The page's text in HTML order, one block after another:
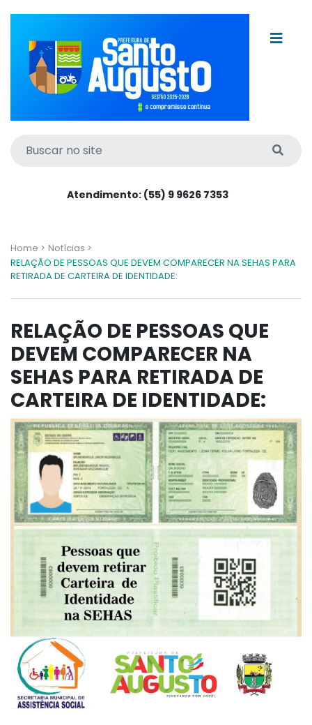
Atendimento: (55) 9 9626 7353
Home > Notícias >
RELAÇÃO DE PESSOAS QUE DEVEM COMPARECER NA SEHAS PARA
RETIRADA DE CARTEIRA DE IDENTIDADE:
RELAÇÃO DE PESSOAS QUE
DEVEM COMPARECER NA
SEHAS PARA RETIRADA DE
CARTEIRA DE IDENTIDADE: